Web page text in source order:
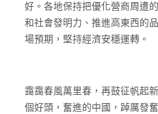
好。各地保持把優化營商周遭
和社會發明力、推進高東西的
場預期，堅持經濟安穩運轉。
靄靄春風萬里春，再鼓征帆起
個好頭，奮進的中國，踔厲發